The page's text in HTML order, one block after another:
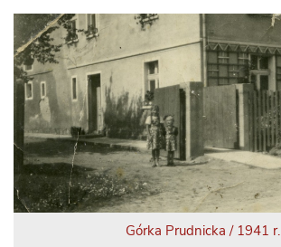
Górka Prudnicka / 1941 r.